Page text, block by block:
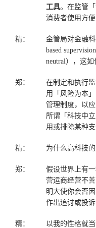
工具。在监管
消费者使用方
精：
金管局对金融
based
neutral），这如
郑： 在制定和执行
用「风险为本
管理制度，以
所谓「科技中
用或排除某种
精： 为什么高科技
郑： 假设世界上有
营运商经营不
明大使你会否
作出追讨或投诉
精： 以我的性格就当